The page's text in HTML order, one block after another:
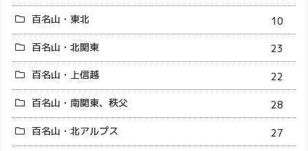
百名山・東北
10
百名山・北関東
23
百名山・上信越
22
百名山・南関東、秩父
28
百名山・北アルプス
27